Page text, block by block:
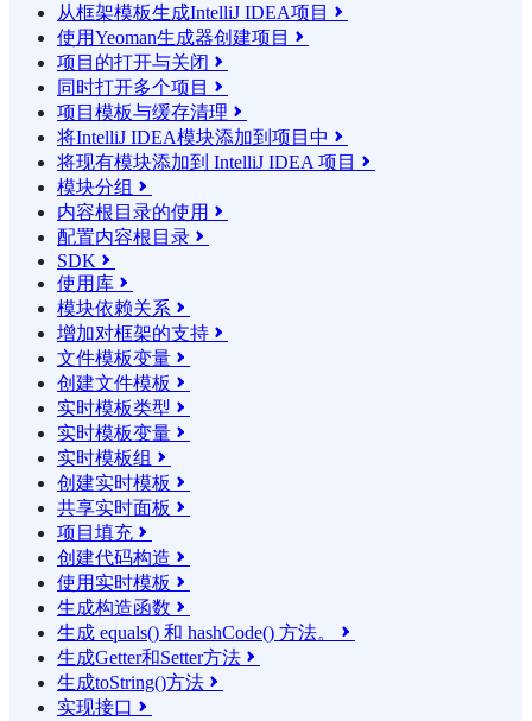
从框架模板生成IntelliJ IDEA项目 
使用Yeoman生成器创建项目 
项目的打开与关闭 
同时打开多个项目 
项目模板与缓存清理 
将IntelliJ IDEA模块添加到项目中 
将现有模块添加到 IntelliJ IDEA 项目 
模块分组 
内容根目录的使用 
配置内容根目录 
SDK 
使用库 
模块依赖关系 
增加对框架的支持 
文件模板变量 
创建文件模板 
实时模板类型 
实时模板变量 
实时模板组 
创建实时模板 
共享实时面板 
项目填充 
创建代码构造 
使用实时模板 
生成构造函数 
生成 equals() 和 hashCode() 方法。 
生成Getter和Setter方法 
生成toString()方法 
实现接口 